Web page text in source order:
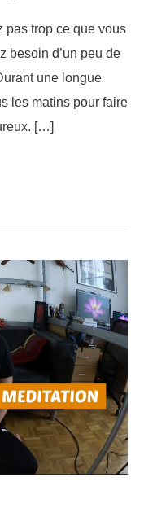
pas trop ce que vous
besoin d’un peu de
une longue
les matins pour faire
[…]